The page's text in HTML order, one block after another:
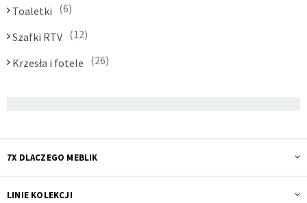
Toaletki 6
Szafki RTV 12
Krzesła i fotele 26
7X DLACZEGO MEBLIK
LINIE KOLEKCJI